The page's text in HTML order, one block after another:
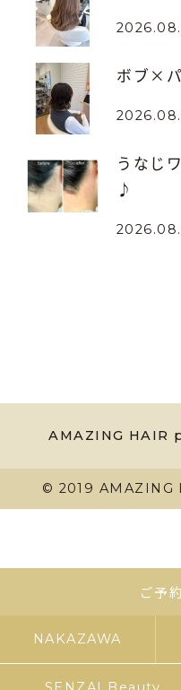
ボブ×
うなじ
♪
AMAZING HAIR
© 2019 AMAZING
ご予
NAKAZAWA